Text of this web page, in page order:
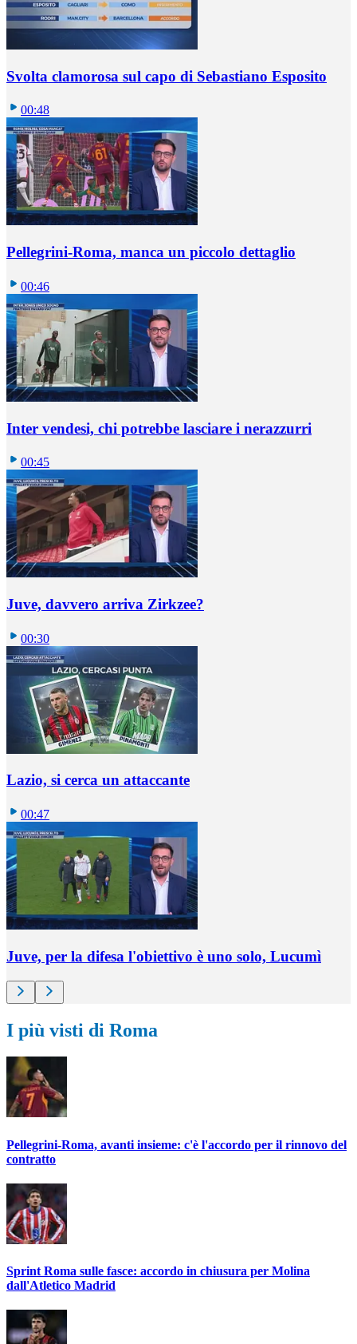
Svolta clamorosa sul capo di Sebastiano Esposito
00:48
Pellegrini-Roma, manca un piccolo dettaglio
00:46
Inter vendesi, chi potrebbe lasciare i nerazzurri
00:45
Juve, davvero arriva Zirkzee?
00:30
Lazio, si cerca un attaccante
00:47
Juve, per la difesa l'obiettivo è uno solo, Lucumì
I più visti di Roma
Pellegrini-Roma, avanti insieme: c'è l'accordo per il rinnovo del
contratto
Sprint Roma sulle fasce: accordo in chiusura per Molina
dall'Atletico Madrid